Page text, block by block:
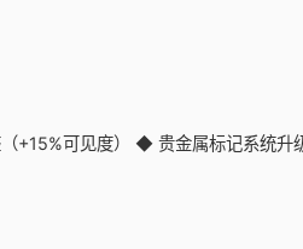
+15%可见度） ◆ 贵金属标记系统